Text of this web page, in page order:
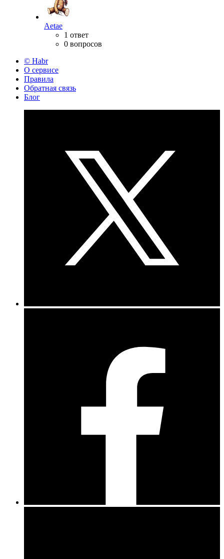
Aetae
1 ответ
0 вопросов
© Habr
О сервисе
Правила
Обратная связь
Блог